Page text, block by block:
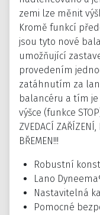
zemi lze měnit
Kromě funkcí
jsou tyto nové
umožňující
provedením
zatáhnutím za
balancéru a tím
výšce (funkce
ZVEDACÍ
BŘEMEN!!!
Robustní
Lano
Nastavitelná
Pomocné